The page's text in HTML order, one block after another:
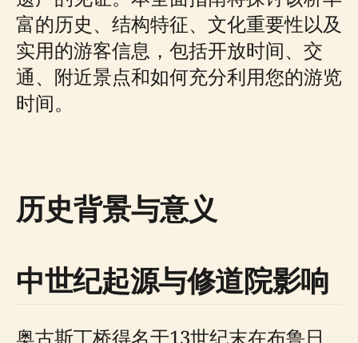
富的历史、结构特征、文化重要性以及
实用的游客信息，包括开放时间、交
通、附近景点和如何充分利用您的游览
时间。
历史背景与意义
中世纪起源与修道院影响
奥古斯丁桥得名于13世纪末在布鲁日